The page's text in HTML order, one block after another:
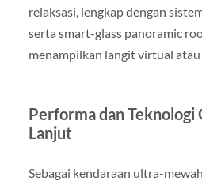
relaksasi, lengkap dengan
serta smart-glass panoramic
menampilkan langit virtual
Performa dan
Lanjut
Sebagai kendaraan ultra-